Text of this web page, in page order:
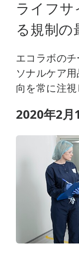
ライフサ
る規制の
エコラボの
ソナルケア
向を常に注視
2020年2月